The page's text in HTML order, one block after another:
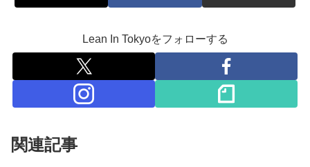
Lean In Tokyoをフォローする
関連記事